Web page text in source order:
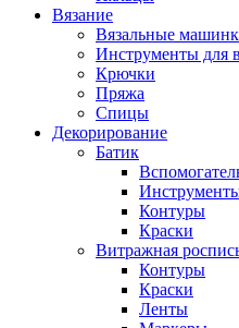
Вязание
Вязальные
Инструменты для
Крючки
Пряжа
Спицы
Декорирование
Батик
Контуры
Краски
Витражная
Контуры
Краски
Ленты